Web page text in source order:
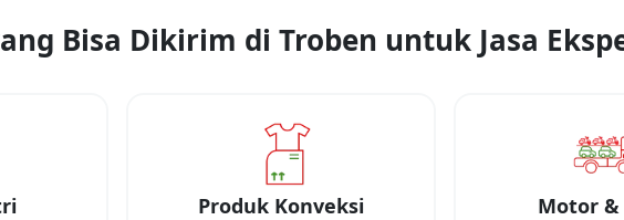
Bisa Dikirim di Troben untuk Jasa
Produk Konveksi Motor &